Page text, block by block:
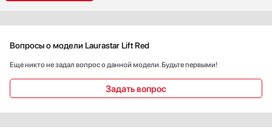
Вопросы о модели Laurastar Lift Red
Еще никто не задал вопрос о данной модели. Будьте первыми!
Задать вопрос